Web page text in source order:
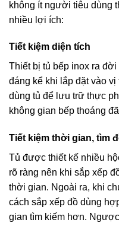
không ít người tiêu dùng
nhiều lợi ích:
Tiết kiệm diện tích
Thiết bị tủ bếp inox ra
đáng kể khi lắp đặt vào
dùng tủ để lưu trữ thực
không gian bếp thoáng
Tiết kiệm thời gian, tìm
Tủ được thiết kế nhiều
rõ ràng nên khi sắp xếp
thời gian. Ngoài ra, khi
cách sắp xếp đồ dùng
gian tìm kiếm hơn.